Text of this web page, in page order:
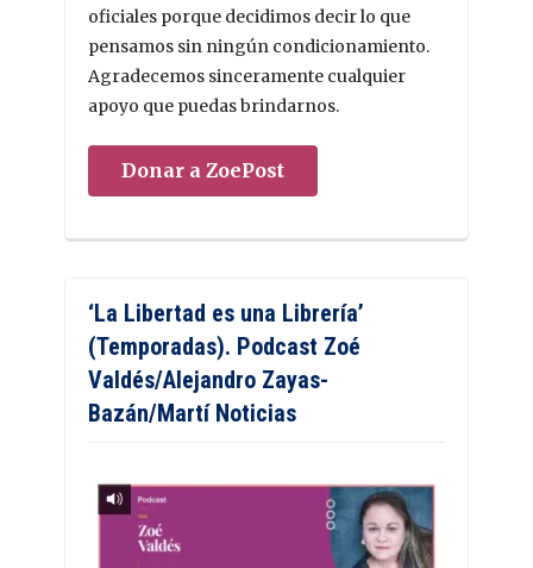
oficiales porque decidimos decir lo que
pensamos sin ningún condicionamiento.
Agradecemos sinceramente cualquier
apoyo que puedas brindarnos.
Donar a ZoePost
‘La Libertad es una Librería’
(Temporadas). Podcast Zoé
Valdés/Alejandro Zayas-
Bazán/Martí Noticias